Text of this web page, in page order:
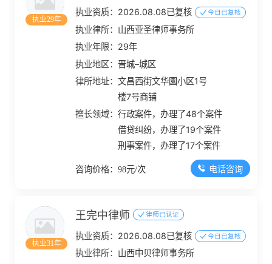
执业29年
执业资质： 2026.08.08已复核 今日已复核
执业律所： 山西亚圣律师事务所
执业年限： 29年
执业地区：晋城–城区
律所地址：文昌西街文华園小区1号
楼7号商铺
擅长领域：行政案件，办理了48个案件
借贷纠纷，办理了19个案件
刑事案件，办理了17个案件
咨询价格：98元/次 电话咨询
执业31年
王完中律师 律师已认证
执业资质： 2026.08.08已复核 今日已复核
执业律所： 山西中贝律师事务所